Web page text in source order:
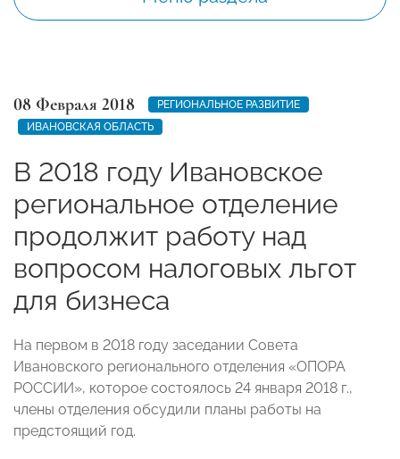
08 Февраля 2018
РЕГИОНАЛЬНОЕ РАЗВИТИЕ
ИВАНОВСКАЯ ОБЛАСТЬ
В 2018 году Ивановское
региональное отделение
продолжит работу над
вопросом налоговых льгот
для бизнеса
На первом в 2018 году заседании Совета
Ивановского регионального отделения «ОПОРА
РОССИИ», которое состоялось 24 января 2018 г.,
члены отделения обсудили планы работы на
предстоящий год.